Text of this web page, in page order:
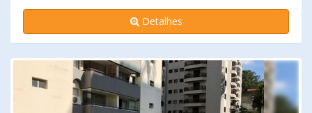
negociados à parte. O Condomínio conta com piscina,
academia e lounge na cobertura. Excelente localização,
com ônibus, metrô, supermercados, bancos, escolas e
procura para locação o que faz também com que seja
uma excelente oportunidade para fazer um investimento
ou gerar uma renda.
Detalhes